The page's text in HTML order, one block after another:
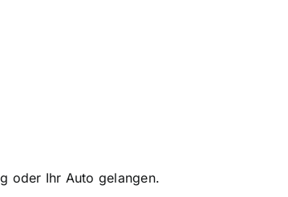
oder Ihr Auto gelangen.